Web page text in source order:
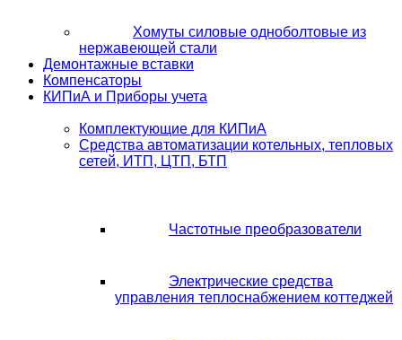
Хомуты силовые одноболтовые из
нержавеющей стали
Демонтажные вставки
Компенсаторы
КИПиА и Приборы учета
Комплектующие для КИПиА
Средства автоматизации котельных, тепловых
сетей, ИТП, ЦТП, БТП
Частотные преобразователи
Электрические средства
управления теплоснабжением коттеджей